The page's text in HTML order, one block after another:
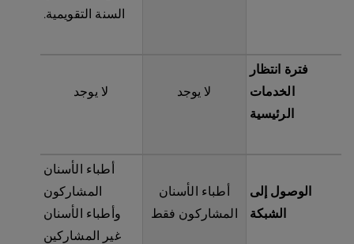
السنة التقويمية.
فترة انتظار
الخدمات
الرئيسية
لا يوجد لا يوجد
الوصول إلى
الشبكة
أطباء الأسنان
المشاركون فقط
أطباء الأسنان
المشاركون
وأطباء الأسنان
غير المشاركين